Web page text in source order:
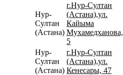
Нур-
Султан
(Астана)
г.Нур-Султан
(Астана),ул.
Кайыма
Мухамедханова,
5
Нур-
Султан
(Астана)
г.Нур-Султан
(Астана),ул.
Кенесары, 47